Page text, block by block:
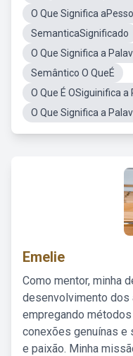
O Que Significa
SemanticaSignificado
O Que Significa a
Semântico O QueÉ
O Que É OSiguinifica
O Que Significa a
Emelie
Como mentor, minha
desenvolvimento dos
empregando
conexões genuínas e
e paixão. Minha